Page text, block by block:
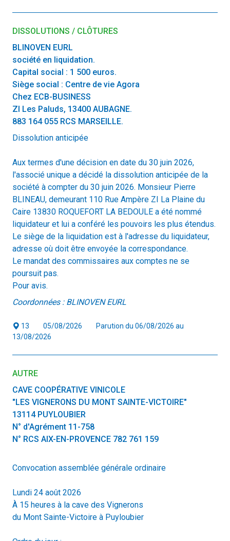
DISSOLUTIONS / CLÔTURES
BLINOVEN EURL
société en liquidation.
Capital social : 1 500 euros.
Siège social : Centre de vie Agora
Chez ECB-BUSINESS
ZI Les Paluds, 13400 AUBAGNE.
883 164 055 RCS MARSEILLE.
Dissolution anticipée
Aux termes d'une décision en date du 30 juin 2026,
l'associé unique a décidé la dissolution anticipée de la
société à compter du 30 juin 2026. Monsieur Pierre
BLINEAU, demeurant 110 Rue Ampère ZI La Plaine du
Caire 13830 ROQUEFORT LA BEDOULE a été nommé
liquidateur et lui a conféré les pouvoirs les plus étendus.
Le siège de la liquidation est à l'adresse du liquidateur,
adresse où doit être envoyée la correspondance.
Le mandat des commissaires aux comptes ne se
poursuit pas.
Pour avis.
Coordonnées : BLINOVEN EURL
13 05/08/2026
Parution du 06/08/2026 au
13/08/2026
AUTRE
CAVE COOPÉRATIVE VINICOLE
"LES VIGNERONS DU MONT SAINTE-VICTOIRE"
13114 PUYLOUBIER
N° d'Agrément 11-758
N° RCS AIX-EN-PROVENCE 782 761 159
Convocation assemblée générale ordinaire
Lundi 24 août 2026
À 15 heures à la cave des Vignerons
du Mont Sainte-Victoire à Puyloubier